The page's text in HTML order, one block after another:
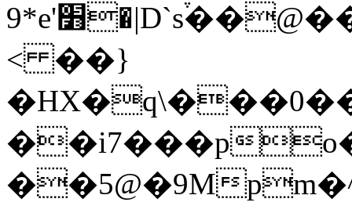
9*e'׻�|D`s֒��@���4�\���)4�z�����
< ��}
��i7���p
��5@�9M